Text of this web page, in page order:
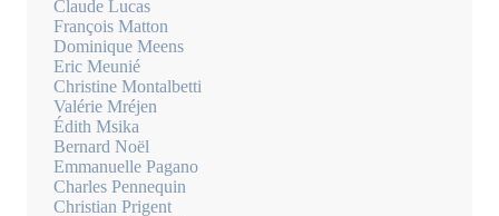
Claude Lucas
François Matton
Dominique Meens
Eric Meunié
Christine Montalbetti
Valérie Mréjen
Édith Msika
Bernard Noël
Emmanuelle Pagano
Charles Pennequin
Christian Prigent